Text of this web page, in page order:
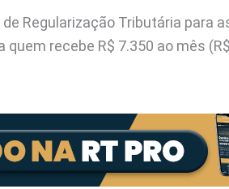
Regularização Tributária para
quem recebe R$ 7.350 ao mês